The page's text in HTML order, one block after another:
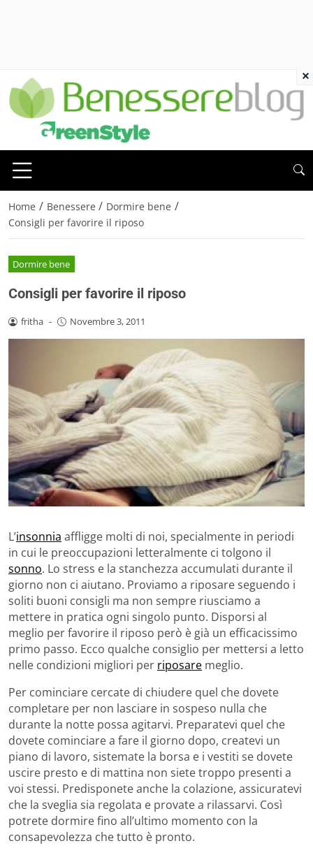
Home / Benessere / Dormire bene /
Consigli per favorire il riposo
Dormire bene
Consigli per favorire il riposo
fritha - Novembre 3, 2011
L’insonnia affligge molti di noi, specialmente in periodi
in cui le preoccupazioni letteralmente ci tolgono il
sonno. Lo stress e la stanchezza accumulati durante il
giorno non ci aiutano. Proviamo a riposare seguendo i
soliti buoni consigli ma non sempre riusciamo a
mettere in pratica ogni singolo punto. Disporsi al
meglio per favorire il riposo però è già un efficacissimo
primo passo. Ecco qualche consiglio per mettersi a letto
nelle condizioni migliori per riposare meglio.
Per cominciare cercate di chiudere quel che dovete
completare per non lasciare in sospeso nulla che
durante la notte possa agitarvi. Preparatevi quel che
dovete cominciare a fare il giorno dopo, createvi un
piano di lavoro, sistemate la borsa e i vestiti se dovete
uscire presto e di mattina non siete troppo presenti a
voi stessi. Predisponete anche la colazione, assicuratevi
che la sveglia sia regolata e provate a rilassarvi. Così
potrete dormire fino all’ultimo momento con la
consapevolezza che tutto è pronto.
×